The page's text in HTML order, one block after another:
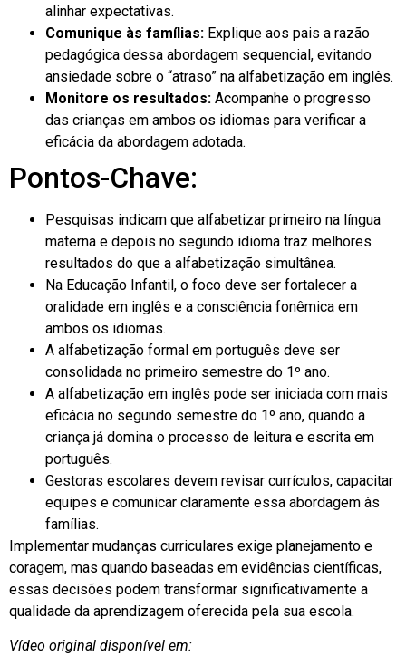
alinhar expectativas.
Comunique às famílias: Explique aos pais a razão
pedagógica dessa abordagem sequencial, evitando
ansiedade sobre o “atraso” na alfabetização em inglês.
Monitore os resultados: Acompanhe o progresso
das crianças em ambos os idiomas para verificar a
eficácia da abordagem adotada.
Pontos-Chave:
Pesquisas indicam que alfabetizar primeiro na língua
materna e depois no segundo idioma traz melhores
resultados do que a alfabetização simultânea.
Na Educação Infantil, o foco deve ser fortalecer a
oralidade em inglês e a consciência fonêmica em
ambos os idiomas.
A alfabetização formal em português deve ser
consolidada no primeiro semestre do 1º ano.
A alfabetização em inglês pode ser iniciada com mais
eficácia no segundo semestre do 1º ano, quando a
criança já domina o processo de leitura e escrita em
português.
Gestoras escolares devem revisar currículos, capacitar
equipes e comunicar claramente essa abordagem às
famílias.
Implementar mudanças curriculares exige planejamento e
coragem, mas quando baseadas em evidências científicas,
essas decisões podem transformar significativamente a
qualidade da aprendizagem oferecida pela sua escola.
Vídeo original disponível em: